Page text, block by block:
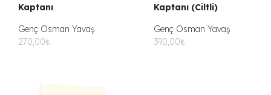
Kaptanı
Genç Osman Yavaş
270,00₺
Kaptanı (Ciltli)
Genç Osman Yavaş
390,00₺